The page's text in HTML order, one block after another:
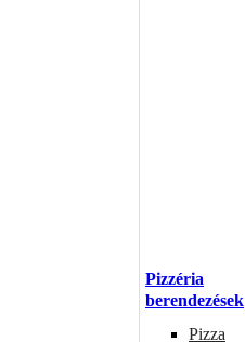
Pizzéria
berendezések
Pizza